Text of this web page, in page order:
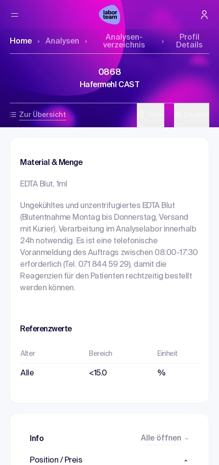
Home Analysen
Analysen­
verzeichnis
Profil
Details
Zur Übersicht
0868
Hafermehl CAST
Material & Menge
EDTA Blut, 1ml
Ungekühltes und unzentrifugiertes EDTA Blut
(Blutentnahme Montag bis Donnerstag, Versand
mit Kurier). Verarbeitung im Analyselabor innerhalb
24h notwendig. Es ist eine telefonische
Voranmeldung des Auftrags zwischen 08:00-17:30
erforderlich (Tel. 071 844 59 29), damit die
Reagenzien für den Patienten rechtzeitig bestellt
werden können.
Referenzwerte
Alter Bereich Einheit
Alle <15.0 %
Info Alle öffnen
Position / Preis